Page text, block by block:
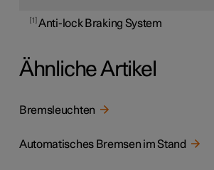
1 Anti-lock Braking System
Ähnliche Artikel
Bremsleuchten
Automatisches Bremsen im Stand